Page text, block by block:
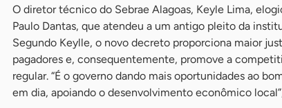
O diretor técnico do Sebrae Alagoas, Keyle Lima,
Paulo Dantas, que atendeu a um antigo pleito da
Segundo Keylle, o novo decreto proporciona maior
pagadores e, consequentemente, promove a
regular. “É o governo dando mais oportunidades ao
em dia, apoiando o desenvolvimento econômico